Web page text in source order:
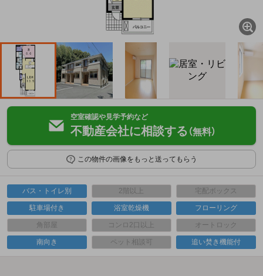
空室確認や見学予約など
不動産会社に相談する （無料）
この物件の画像をもっと送ってもらう
バス・トイレ別 2階以上 宅配ボックス
駐車場付き 浴室乾燥機 フローリング
角部屋 コンロ2口以上 オートロック
南向き ペット相談可 追い焚き機能付